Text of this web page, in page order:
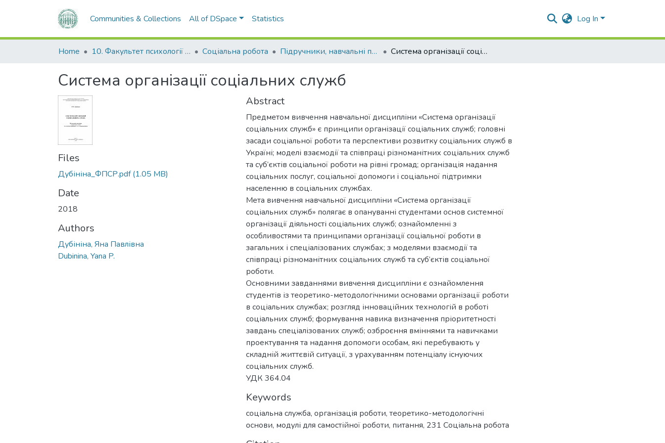
Communities & Collections All of DSpace Statistics Log In
Home 10. Факультет психології та соціальної роботи Соціальна робота Підручники, навчальні посібники та інші науково- та навчально-методичні праці ФПСР (Соціальна робота) Система організації соціальних служб
Система організації соціальних служб
Files
Дубініна_ФПСР.pdf(1.05 MB)
Date
2018
Authors
Дубініна, Яна Павлівна
Dubinina, Yana P.
Abstract
Предметом вивчення навчальної дисципліни «Система організації
соціальних служб» є принципи організації соціальних служб; головні
засади соціальної роботи та перспективи розвитку соціальних служб в
Україні; моделі взаємодії та співпраці різноманітних соціальних служб
та суб’єктів соціальної роботи на рівні громад; організація надання
соціальних послуг, соціальної допомоги і соціальної підтримки
населенню в соціальних службах.
Мета вивчення навчальної дисципліни «Система організації
соціальних служб» полягає в опануванні студентами основ системної
організації діяльності соціальних служб; ознайомленні з
особливостями та принципами організації соціальної роботи в
загальних і спеціалізованих службах; з моделями взаємодії та
співпраці різноманітних соціальних служб та суб’єктів соціальної
роботи.
Основними завданнями вивчення дисципліни є ознайомлення
студентів із теоретико-методологічними основами організації роботи
в соціальних службах; розгляд інноваційних технологій в роботі
соціальних служб; формування навика визначення пріоритетності
завдань спеціалізованих служб; озброєння вміннями та навичками
проектування та надання допомоги особам, які перебувають у
складній життєвій ситуації, з урахуванням потенціалу існуючих
соціальних служб.
УДК 364.04
Keywords
соціальна служба, організація роботи, теоретико-методологічні
основи, модулі для самостійної роботи, питання, 231 Соціальна робота